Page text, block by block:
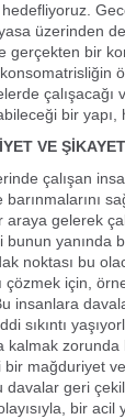
üzerinden
gerçekten bir
çalışacağı
bir
VE
çalışan
gelerek
bunun yanında
noktası bu
çözmek için,
insanlara
sıkıntı
zorunda
mağduriyet
davalar geri
bir acil